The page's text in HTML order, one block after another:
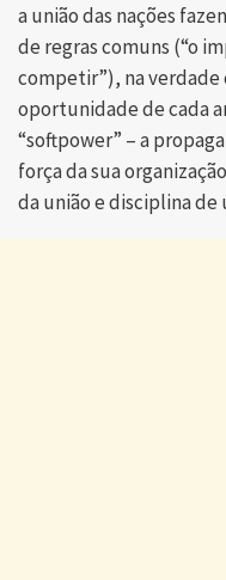
a união das nações
de regras comuns (“o
competir”), na verdade
oportunidade de cada
“softpower” – a
força da sua
da união e disciplina de